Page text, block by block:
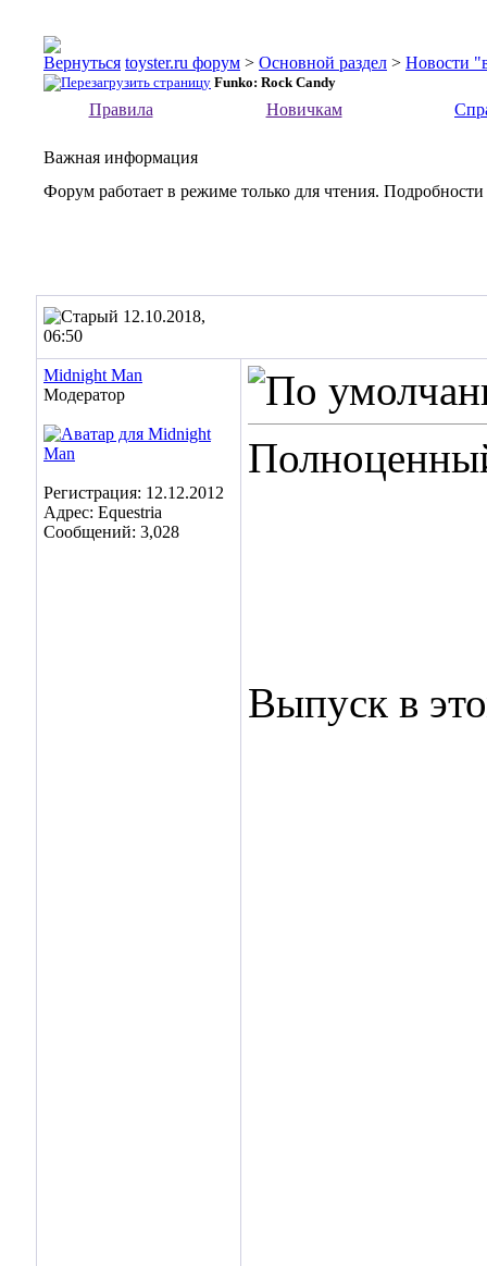
toyster.ru форум > Основной раздел > Новости
Funko: Rock Candy
Правила Новичкам
Важная информация
Форум работает в режиме только для чтения.
12.10.2018,
06:50
Midnight Man
Модератор
Регистрация: 12.12.2012
Адрес: Equestria
Сообщений: 3,028
Выпуск в